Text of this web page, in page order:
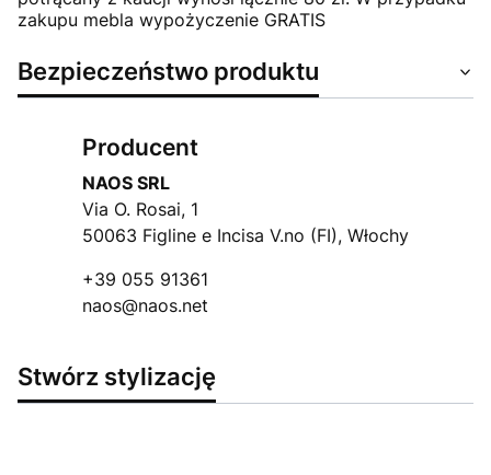
zakupu mebla wypożyczenie GRATIS
Bezpieczeństwo produktu
Producent
NAOS SRL
Via O. Rosai, 1
50063 Figline e Incisa V.no (FI), Włochy
+39 055 91361
naos@naos.net
Stwórz stylizację